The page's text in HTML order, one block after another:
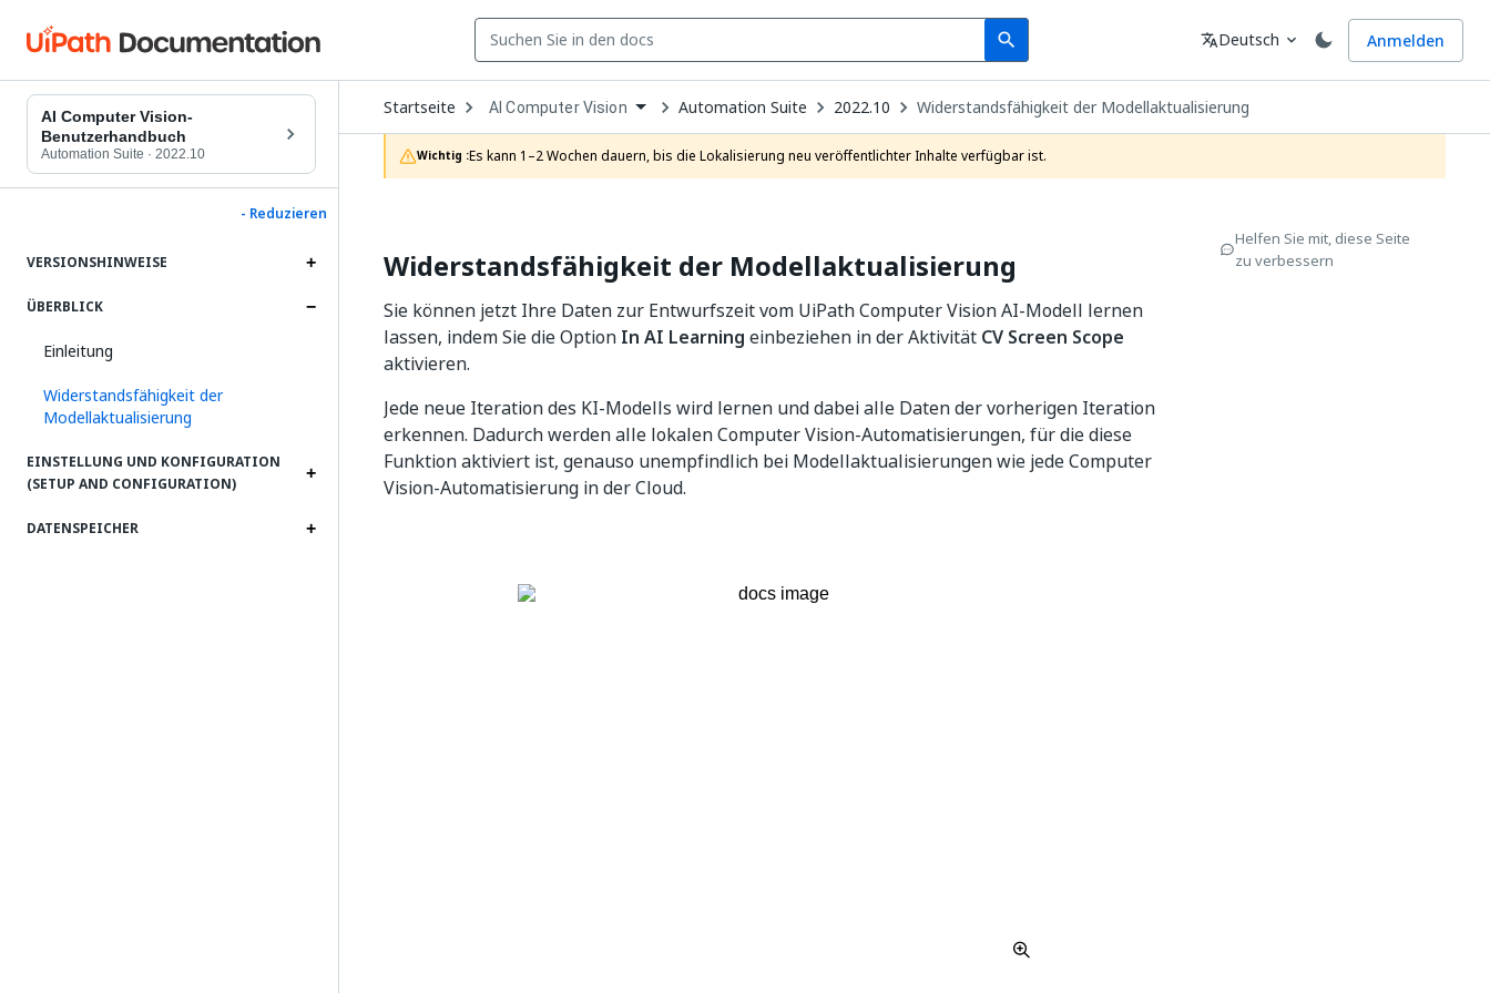
search
Search Sprache
translateDeutsch expand_more Anmelden
AI Computer Vision-
Benutzerhandbuch
Automation Suite · 2022.10
- Reduzieren
VERSIONSHINWEISE
ÜBERBLICK
Einleitung
Widerstandsfähigkeit der
Modellaktualisierung
EINSTELLUNG UND KONFIGURATION
(SETUP AND CONFIGURATION)
DATENSPEICHER
Startseite Open
Dropdown
to
choose
product
AI Computer Vision Automation Suite 2022.10 Widerstandsfähigkeit der Modellaktualisierung
Wichtig :Es kann 1–2 Wochen dauern, bis die Lokalisierung neu veröffentlichter Inhalte verfügbar ist.
Widerstandsfähigkeit der Modellaktualisierung
Sie können jetzt Ihre Daten zur Entwurfszeit vom UiPath Computer Vision AI-Modell lernen
lassen, indem Sie die Option In AI Learning einbeziehen in der Aktivität CV Screen Scope
aktivieren.
Jede neue Iteration des KI-Modells wird lernen und dabei alle Daten der vorherigen Iteration
erkennen. Dadurch werden alle lokalen Computer Vision-Automatisierungen, für die diese
Funktion aktiviert ist, genauso unempfindlich bei Modellaktualisierungen wie jede Computer
Vision-Automatisierung in der Cloud.
Helfen Sie mit, diese Seite
zu verbessern